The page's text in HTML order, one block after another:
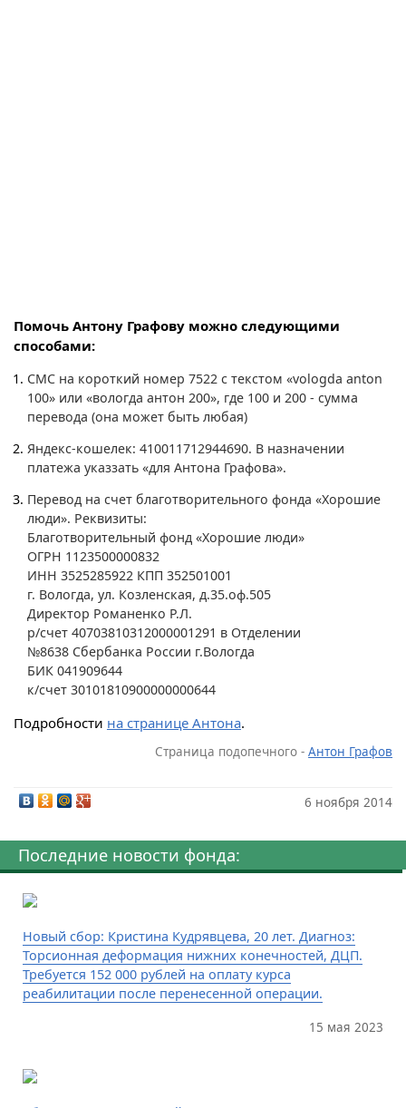
Помочь Антону Графову можно следующими
способами:
СМС на короткий номер 7522 с текстом «vologda anton
100» или «вологда антон 200», где 100 и 200 - сумма
перевода (она может быть любая)
Яндекс-кошелек: 410011712944690. В назначении
платежа указзать «для Антона Графова».
Перевод на счет благотворительного фонда «Хорошие
люди». Реквизиты:
Благотворительный фонд «Хорошие люди»
ОГРН 1123500000832
ИНН 3525285922 КПП 352501001
г. Вологда, ул. Козленская, д.35.оф.505
Директор Романенко Р.Л.
р/счет 40703810312000001291 в Отделении
№8638 Сбербанка России г.Вологда
БИК 041909644
к/счет 30101810900000000644
Подробности на странице Антона.
Страница подопечного -Антон Графов
6 ноября 2014
Последние новости фонда:
Новый сбор: Кристина Кудрявцева, 20 лет. Диагноз:
Торсионная деформация нижних конечностей, ДЦП.
Требуется 152 000 рублей на оплату курса
реабилитации после перенесенной операции.
15 мая 2023